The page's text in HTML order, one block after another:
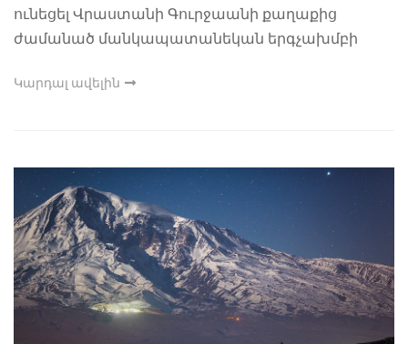
ունեցել Վրաստանի Գուրջաանի քաղաքից
ժամանած մանկապատանեկան երգչախմբի
Կարդալ ավելին